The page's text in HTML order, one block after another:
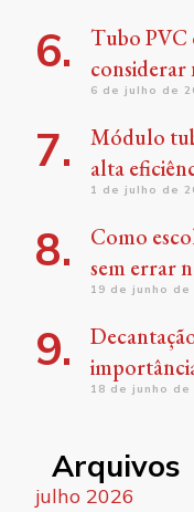
Tubo PVC
considerar
6 de julho de
Módulo
alta
1 de julho de
Como
sem errar
19 de junho de
18 de junho de
Arquivos
julho 2026